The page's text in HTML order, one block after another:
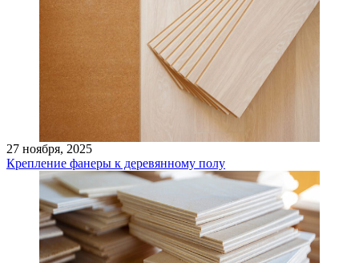
27 ноября, 2025
Крепление фанеры к деревянному полу